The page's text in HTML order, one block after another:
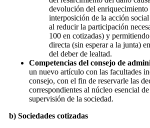
devolución del
interposición de la acción
al reducir la participación
100 en cotizadas) y
directa (sin esperar a la junta)
del deber de lealtad.
Competencias del consejo de
un nuevo artículo con las facultades
consejo, con el fin de reservarle las
correspondientes al núcleo esencial
supervisión de la sociedad.
b) Sociedades cotizadas